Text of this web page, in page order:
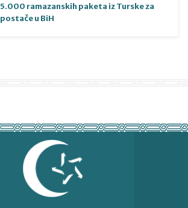
5.000 ramazanskih paketa iz Turske za
postače u BiH